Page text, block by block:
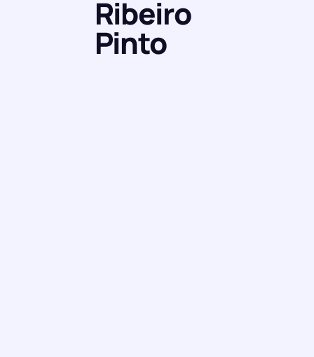
Ribeiro
Pinto